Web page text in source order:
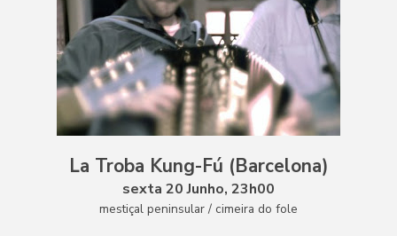
La Troba Kung-Fú (Barcelona)
sexta 20 Junho, 23h00
mestiçal peninsular / cimeira do fole